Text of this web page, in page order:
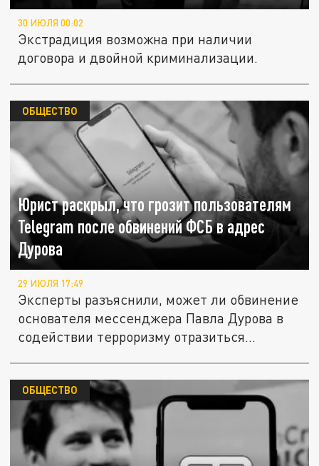
30 ИЮЛЯ 00:02
Экстрадиция возможна при наличии
договора и двойной криминализации.
Юрист раскрыл, что грозит пользователям
Telegram после обвинений ФСБ в адрес
Дурова
ОБЩЕСТВО
29 ИЮЛЯ 17:49
Эксперты разъяснили, может ли обвинение
основателя мессенджера Павла Дурова в
содействии терроризму отразиться...
ОБЩЕСТВО